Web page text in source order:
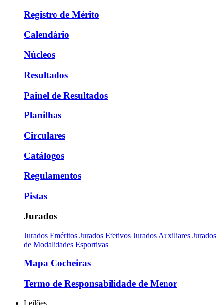
Registro de Mérito
Calendário
Núcleos
Resultados
Painel de Resultados
Planilhas
Circulares
Catálogos
Regulamentos
Pistas
Jurados
Jurados Eméritos Jurados Efetivos Jurados Auxiliares Jurados
de Modalidades Esportivas
Mapa Cocheiras
Termo de Responsabilidade de Menor
Leilões